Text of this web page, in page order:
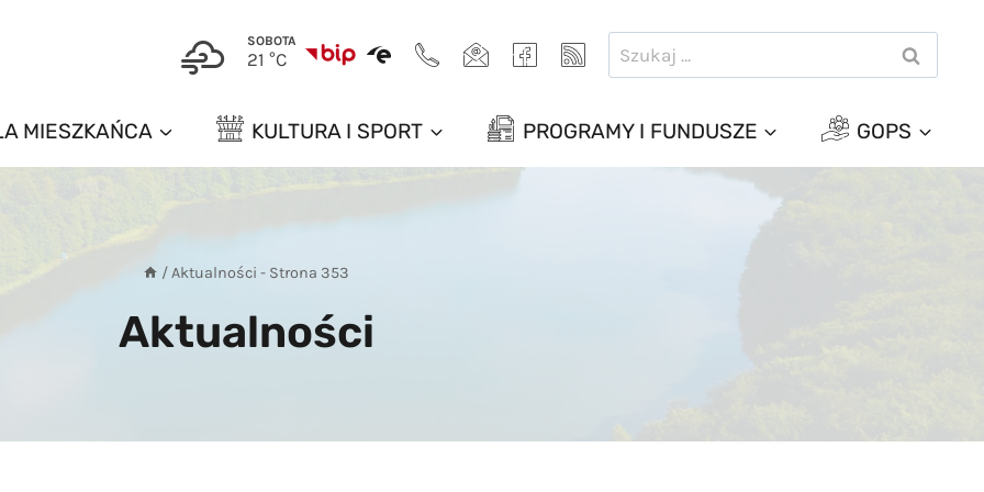
SOBOTA
21 °C
Szukaj:
MIESZKAŃCA KULTURA I SPORT PROGRAMY I FUNDUSZE GOPS
/Aktualności - Strona 353
Aktualności